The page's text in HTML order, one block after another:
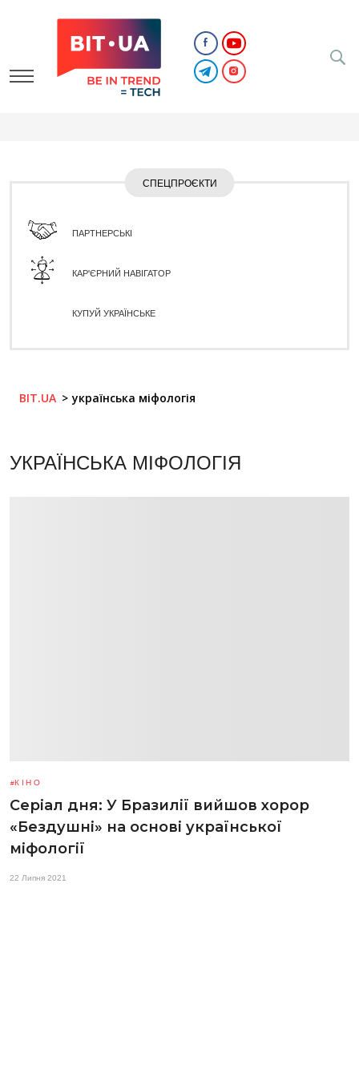
СПЕЦПРОЄКТИ
ПАРТНЕРСЬКІ
КАР'ЄРНИЙ НАВІГАТОР
КУПУЙ УКРАЇНСЬКЕ
BIT.UA українська міфологія
УКРАЇНСЬКА МІФОЛОГІЯ
КІНО
Серіал дня: У Бразилії вийшов хорор
«Бездушні» на основі української
міфології
22 Липня 2021